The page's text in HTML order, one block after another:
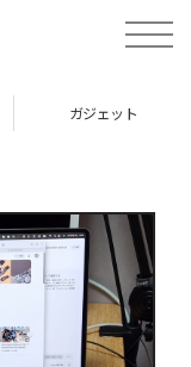
toggle
ガジェット